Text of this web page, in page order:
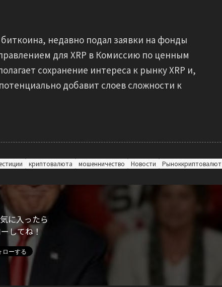
недавно подал заявки на фонды
для XRP в Комиссию по ценным
сохранение интереса к рынку XRP и,
добавит слоев сложности к
криптовалюта мошенничество Новости Рыноккриптовалют
に入ったら
してね！